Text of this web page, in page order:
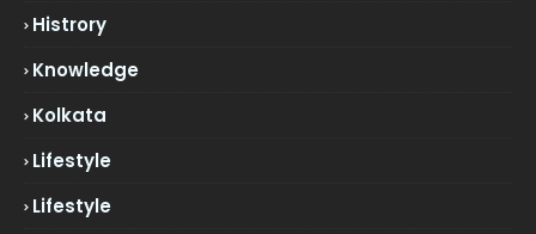
Histrory
Knowledge
Kolkata
Lifestyle
Lifestyle